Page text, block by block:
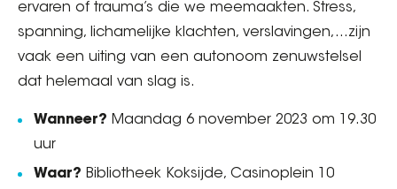
ervaren of trauma’s die we meemaakten. Stress,
spanning, lichamelijke klachten, verslavingen,…zijn
vaak een uiting van een autonoom zenuwstelsel
dat helemaal van slag is.
Wanneer? Maandag 6 november 2023 om 19.30
uur
Waar? Bibliotheek Koksijde, Casinoplein 10